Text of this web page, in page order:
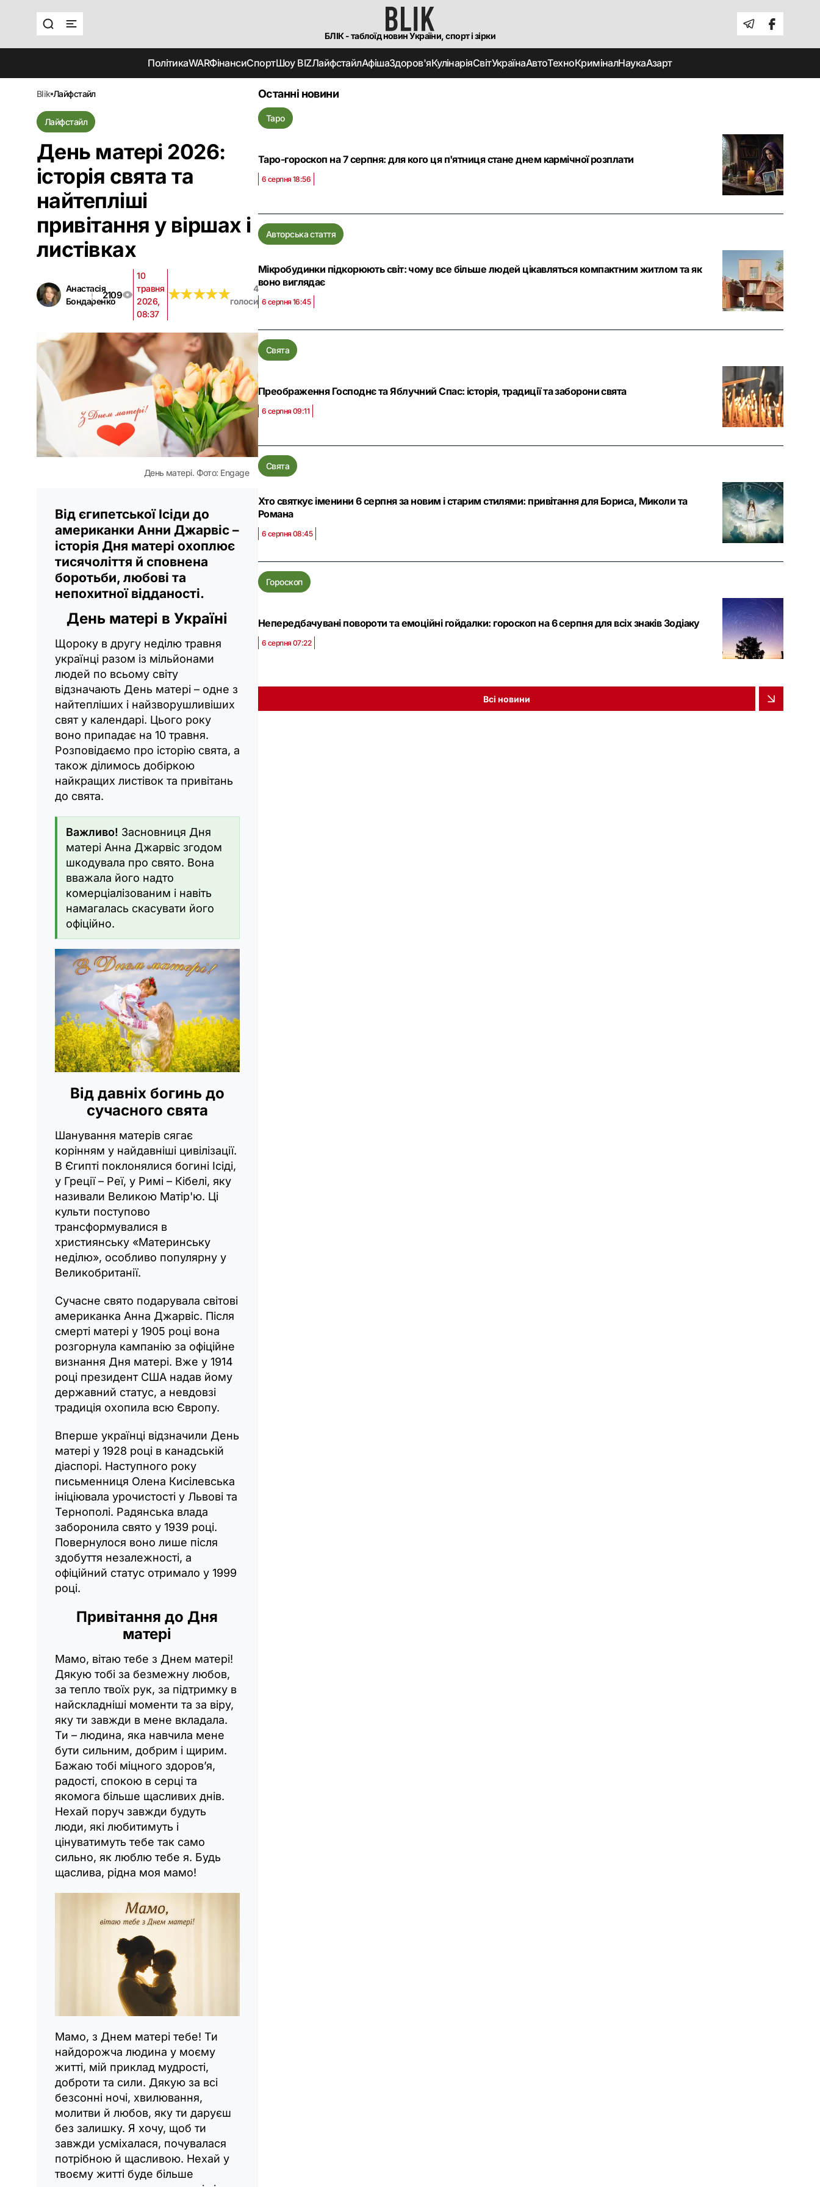
БЛІК - таблоїд новин України, спорт і зірки
ПолітикаWARФінансиСпортШоу BIZЛайфстайлАфішаЗдоров'яКулінаріяСвітУкраїнаАвтоТехноКриміналНаукаАзарт
blik лайфстайл
Лайфстайл
День матері 2026:
історія свята та
найтепліші
привітання у віршах і
листівках
Анастасія
Бондаренко
2109
10
травня
2026,
08:37
★★★★★
★★★★★
4
голоси
День матері. Фото: Engage
Від єгипетської Ісіди до
американки Анни Джарвіс –
історія Дня матері охоплює
тисячоліття й сповнена
боротьби, любові та
непохитної відданості.
День матері в Україні
Щороку в другу неділю травня
українці разом із мільйонами
людей по всьому світу
відзначають День матері – одне з
найтепліших і найзворушливіших
свят у календарі. Цього року
воно припадає на 10 травня.
Розповідаємо про історію свята, а
також ділимось добіркою
найкращих листівок та привітань
до свята.
Важливо! Засновниця Дня
матері Анна Джарвіс згодом
шкодувала про свято. Вона
вважала його надто
комерціалізованим і навіть
намагалась скасувати його
офіційно.
Від давніх богинь до
сучасного свята
Шанування матерів сягає
корінням у найдавніші цивілізації.
В Єгипті поклонялися богині Ісіді,
у Греції – Реї, у Римі – Кібелі, яку
називали Великою Матір'ю. Ці
культи поступово
трансформувалися в
християнську «Материнську
неділю», особливо популярну у
Великобританії.
Сучасне свято подарувала світові
американка Анна Джарвіс. Після
смерті матері у 1905 році вона
розгорнула кампанію за офіційне
визнання Дня матері. Вже у 1914
році президент США надав йому
державний статус, а невдовзі
традиція охопила всю Європу.
Вперше українці відзначили День
матері у 1928 році в канадській
діаспорі. Наступного року
письменниця Олена Кисілевська
ініціювала урочистості у Львові та
Тернополі. Радянська влада
заборонила свято у 1939 році.
Повернулося воно лише після
здобуття незалежності, а
офіційний статус отримало у 1999
році.
Привітання до Дня
матері
Мамо, вітаю тебе з Днем матері!
Дякую тобі за безмежну любов,
за тепло твоїх рук, за підтримку в
найскладніші моменти та за віру,
яку ти завжди в мене вкладала.
Ти – людина, яка навчила мене
бути сильним, добрим і щирим.
Бажаю тобі міцного здоров’я,
радості, спокою в серці та
якомога більше щасливих днів.
Нехай поруч завжди будуть
люди, які любитимуть і
цінуватимуть тебе так само
сильно, як люблю тебе я. Будь
щаслива, рідна моя мамо!
Мамо, з Днем матері тебе! Ти
найдорожча людина у моєму
житті, мій приклад мудрості,
доброти та сили. Дякую за всі
безсонні ночі, хвилювання,
молитви й любов, яку ти даруєш
без залишку. Я хочу, щоб ти
завжди усміхалася, почувалася
потрібною й щасливою. Нехай у
твоєму житті буде більше
Останні новини
Таро
Таро-гороскоп на 7 серпня: для кого ця п'ятниця стане днем кармічної розплати
6 серпня 18:56
Авторська стаття
Мікробудинки підкорюють світ: чому все більше людей цікавляться компактним житлом та як
воно виглядає
6 серпня 16:45
Свята
Преображення Господнє та Яблучний Спас: історія, традиції та заборони свята
6 серпня 09:11
Свята
Хто святкує іменини 6 серпня за новим і старим стилями: привітання для Бориса, Миколи та
Романа
6 серпня 08:45
Гороскоп
Непередбачувані повороти та емоційні гойдалки: гороскоп на 6 серпня для всіх знаків Зодіаку
6 серпня 07:22
Всі новини